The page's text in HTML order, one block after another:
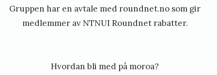
Gruppen har en avtale med roundnet.no som gir
medlemmer av NTNUI Roundnet rabatter.
Hvordan bli med på moroa?